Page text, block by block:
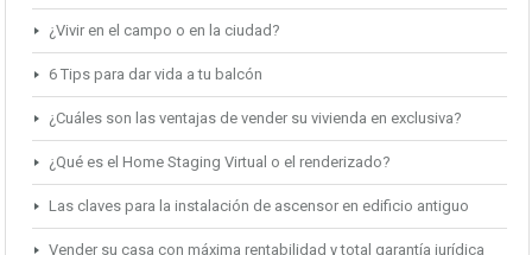
¿Vivir en el campo o en la ciudad?
6 Tips para dar vida a tu balcón
¿Cuáles son las ventajas de vender su vivienda en exclusiva?
¿Qué es el Home Staging Virtual o el renderizado?
Las claves para la instalación de ascensor en edificio antiguo
Vender su casa con máxima rentabilidad y total garantía jurídica